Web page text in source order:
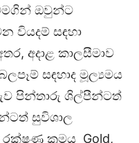
ඔවුන්ට
වියදම් සඳහා
අදාළ කාලසීමාව
සඳහාද මූල්‍යමය
පින්තාරු ශිල්පීන්ටත්
සුවිශාල
ක්‍රමය Gold,